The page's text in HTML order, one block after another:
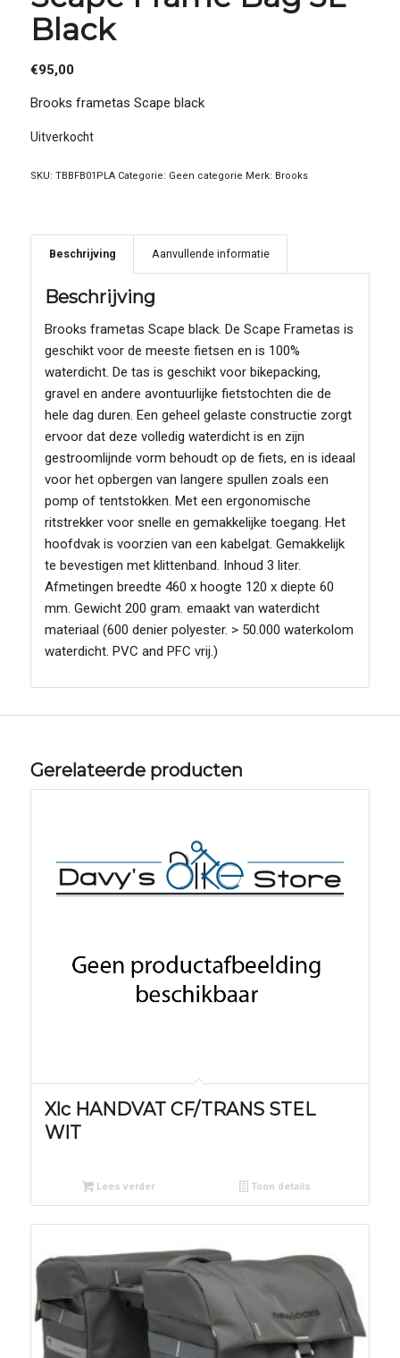
Black
€95,00
Brooks frametas Scape black
Uitverkocht
SKU: TBBFB01PLA Categorie: Geen categorie Merk: Brooks
Beschrijving Aanvullende informatie
Beschrijving
Brooks frametas Scape black. De Scape Frametas is
geschikt voor de meeste fietsen en is 100%
waterdicht. De tas is geschikt voor bikepacking,
gravel en andere avontuurlijke fietstochten die de
hele dag duren. Een geheel gelaste constructie zorgt
ervoor dat deze volledig waterdicht is en zijn
gestroomlijnde vorm behoudt op de fiets, en is ideaal
voor het opbergen van langere spullen zoals een
pomp of tentstokken. Met een ergonomische
ritstrekker voor snelle en gemakkelijke toegang. Het
hoofdvak is voorzien van een kabelgat. Gemakkelijk
te bevestigen met klittenband. Inhoud 3 liter.
Afmetingen breedte 460 x hoogte 120 x diepte 60
mm. Gewicht 200 gram. emaakt van waterdicht
materiaal (600 denier polyester. > 50.000 waterkolom
waterdicht. PVC and PFC vrij.)
Gerelateerde producten
Xlc HANDVAT CF/TRANS STEL
WIT
Lees verder Toon details